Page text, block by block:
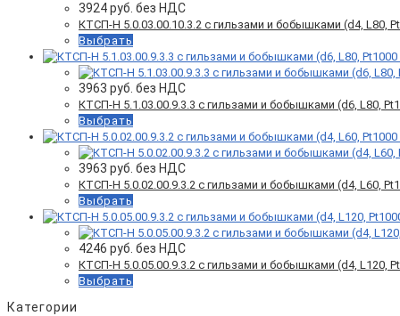
3924руб. без НДС
КТСП-Н 5.0.03.00.10.3.2 с гильзами и бобышками (d4, L80,
Выбрать
3963 руб. без НДС
КТСП-Н 5.1.03.00.9.3.3 с гильзами и бобышками (d6, L80,
Выбрать
3963 руб. без НДС
КТСП-Н 5.0.02.00.9.3.2 с гильзами и бобышками (d4, L60,
Выбрать
4246 руб. без НДС
КТСП-Н 5.0.05.00.9.3.2 с гильзами и бобышками (d4, L120,
Выбрать
Категории